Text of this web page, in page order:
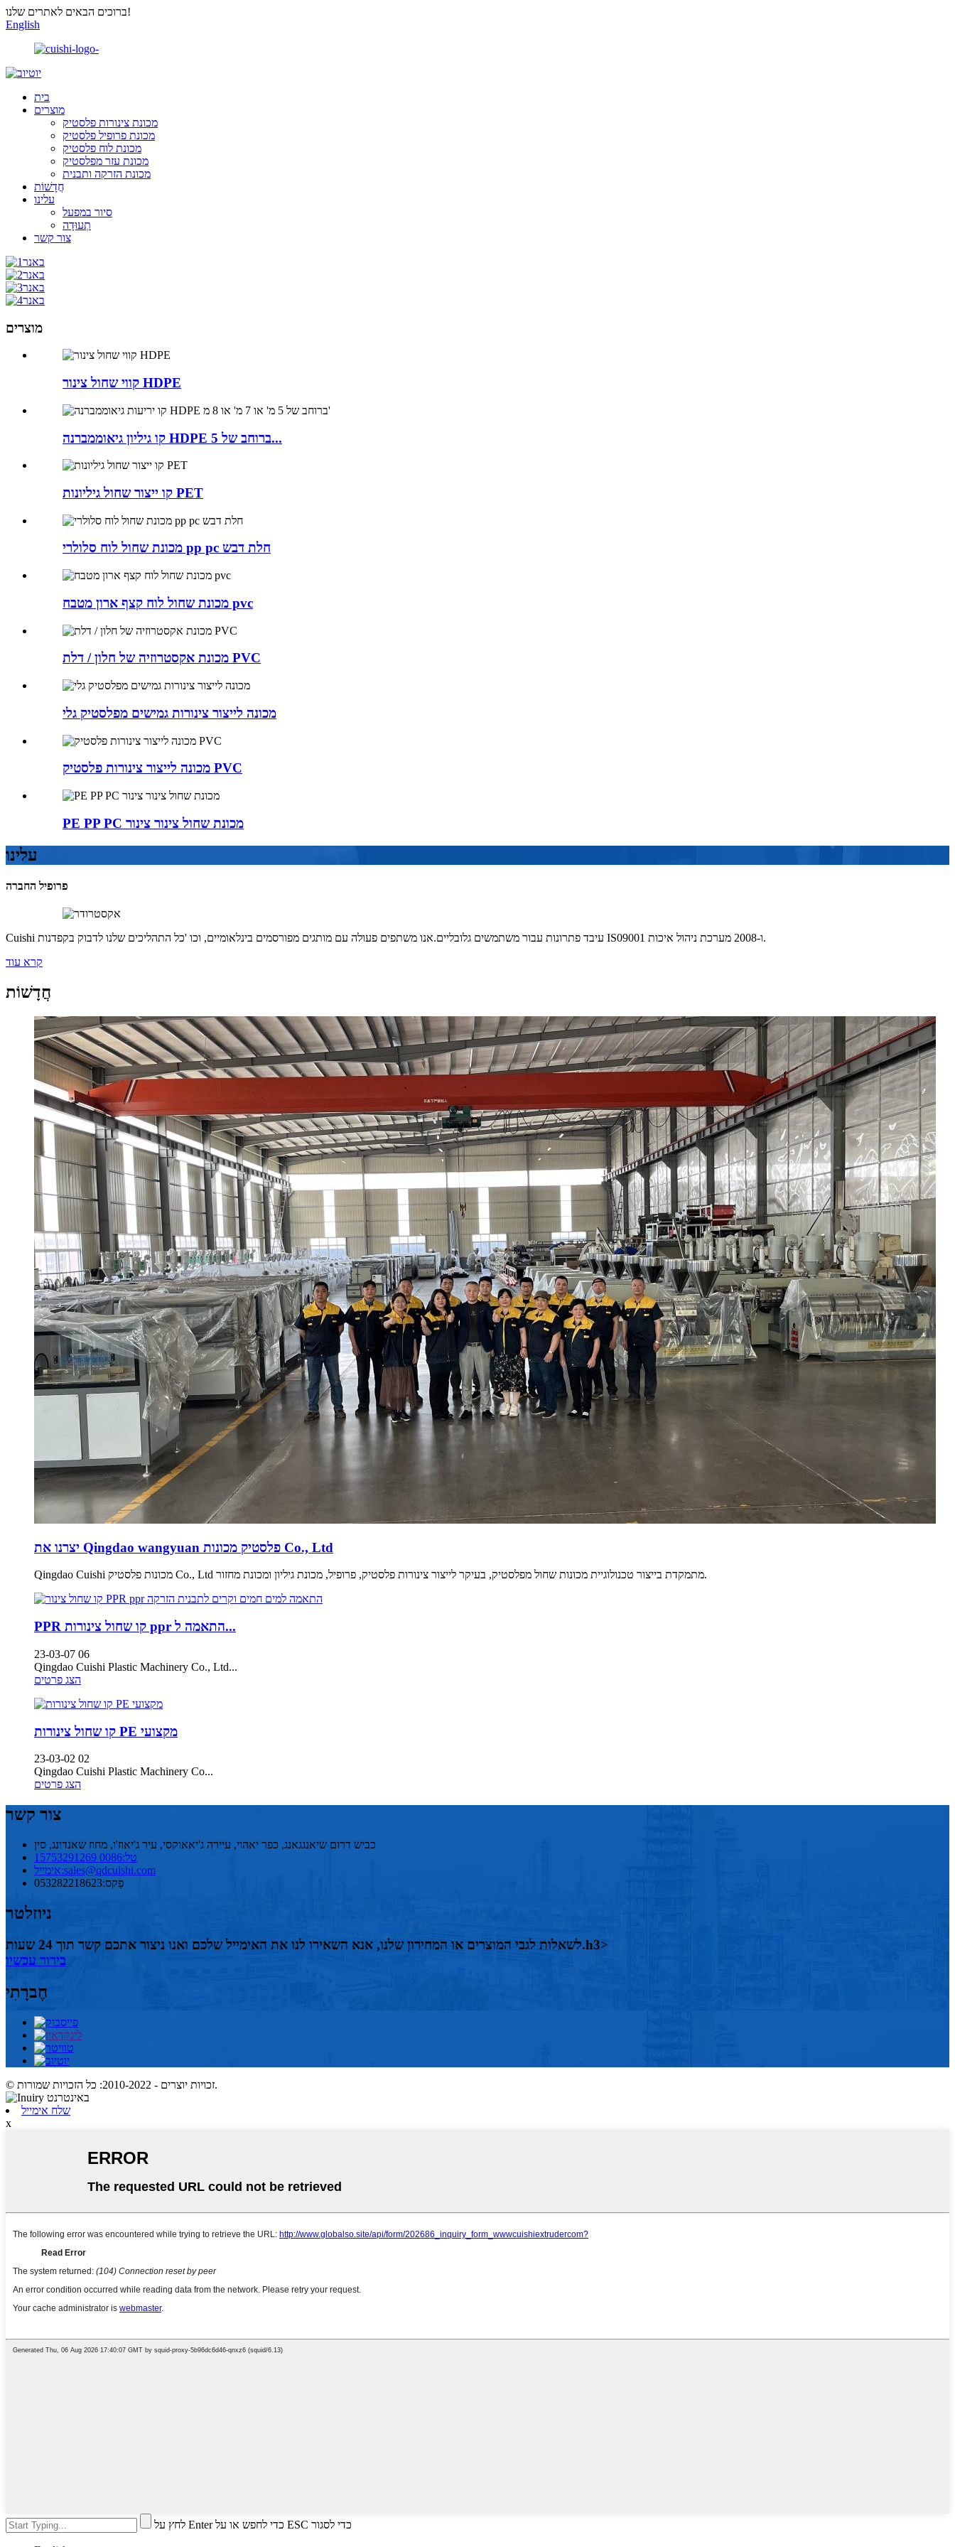
ברוכים הבאים לאתרים שלנו!
English
בית
מוצרים
מכונת צינורות פלסטיק
מכונת פרופיל פלסטיק
מכונת לוח פלסטיק
מכונת עזר מפלסטיק
מכונת הזרקה ותבנית
חֲדָשׁוֹת
עלינו
סיור במפעל
תְעוּדָה
צור קשר
מוצרים
קווי שחול צינור HDPE
קו גיליון גיאוממברנה HDPE ברוחב של 5...
קו ייצור שחול גיליונות PET
מכונת שחול לוח סלולרי pp pc חלת דבש
מכונת שחול לוח קצף ארון מטבח pvc
מכונת אקסטרוזיה של חלון / דלת PVC
מכונה לייצור צינורות גמישים מפלסטיק גלי
מכונה לייצור צינורות פלסטיק PVC
PE PP PC מכונת שחול צינור צינור
עלינו
פרופיל החברה
Cuishi עיבד פתרונות עבור משתמשים גלובליים.אנו משתפים פעולה עם מותגים מפורסמים בינלאומיים, וכו 'כל התהליכים שלנו לדבוק בקפדנות IS09001 ו-2008 מערכת ניהול איכות.
קרא עוד
חֲדָשׁוֹת
יצרנו את Qingdao wangyuan פלסטיק מכונות Co., Ltd
Qingdao Cuishi מכונות פלסטיק Co., Ltd מתמקדת בייצור טכנולוגיית מכונות שחול מפלסטיק, בעיקר לייצור צינורות פלסטיק, פרופיל, מכונת גיליון ומכונת מחזור.
PPR קו שחול צינורות ppr התאמה ל...
23-03-07 06
Qingdao Cuishi Plastic Machinery Co., Ltd...
הצג פרטים
קו שחול צינורות PE מקצועי
23-03-02 02
Qingdao Cuishi Plastic Machinery Co...
הצג פרטים
צור קשר
כביש דרום שיאנגגאנג, כפר יאהוי, עיירה ג'יאאוקסי, עיר ג'יאוז'ו, מחוז שאנדונג, סין
טל:0086 15753291269
אימייל:sales@qdcuishi.com
פַקס:053282218623
ניוזלטר
לשאלות לגבי המוצרים או המחירון שלנו, אנא השאירו לנו את האימייל שלכם ואנו ניצור אתכם קשר תוך 24 שעות.h3>
בירור עכשיו
חֶברָתִי
© זכויות יוצרים - 2010-2022: כל הזכויות שמורות.
שלח אימייל
x
לחץ על Enter כדי לחפש או על ESC כדי לסגור